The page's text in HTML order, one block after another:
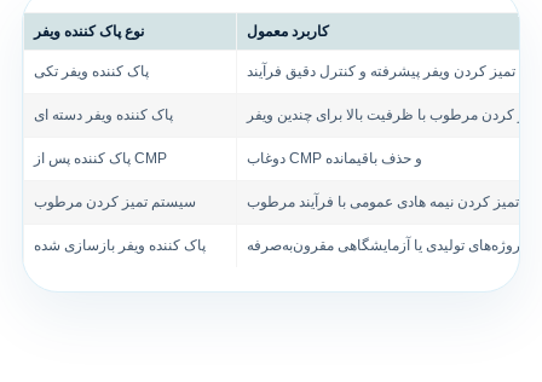
نوع پاک کننده ویفر کاربرد معمول
پاک کننده ویفر تکی تمیز کردن ویفر پیشرفته و کنترل دقیق فرآیند
پاک کننده ویفر دسته ای تمیز کردن مرطوب با ظرفیت بالا برای چندین ویفر
پاک کننده پس از CMP دوغاب CMP و حذف باقیمانده
سیستم تمیز کردن مرطوب تمیز کردن نیمه هادی عمومی با فرآیند مرطوب
پاک کننده ویفر بازسازی شده پروژه‌های تولیدی یا آزمایشگاهی مقرون‌به‌صرفه